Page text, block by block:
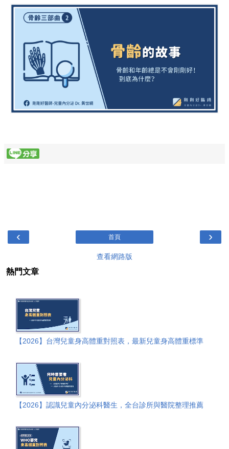
‹ ›
首頁
查看網路版
熱門文章
【2026】台灣兒童身高體重對照表，最新兒童身高體重標準
【2026】認識兒童內分泌科醫生，全台診所與醫院整理推薦